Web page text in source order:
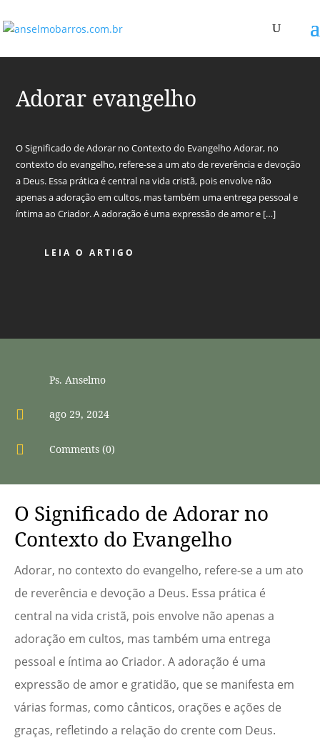
Adorar evangelho
O Significado de Adorar no Contexto do Evangelho Adorar, no
contexto do evangelho, refere-se a um ato de reverência e devoção
a Deus. Essa prática é central na vida cristã, pois envolve não
apenas a adoração em cultos, mas também uma entrega pessoal e
íntima ao Criador. A adoração é uma expressão de amor e […]
LEIA O ARTIGO
Ps. Anselmo
 ago 29, 2024
 Comments (0)
O Significado de Adorar no
Contexto do Evangelho
Adorar, no contexto do evangelho, refere-se a um ato
de reverência e devoção a Deus. Essa prática é
central na vida cristã, pois envolve não apenas a
adoração em cultos, mas também uma entrega
pessoal e íntima ao Criador. A adoração é uma
expressão de amor e gratidão, que se manifesta em
várias formas, como cânticos, orações e ações de
graças, refletindo a relação do crente com Deus.